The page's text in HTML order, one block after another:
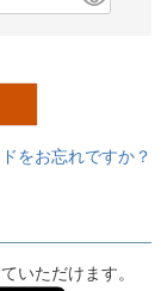
をお忘れですか？
いただけます。